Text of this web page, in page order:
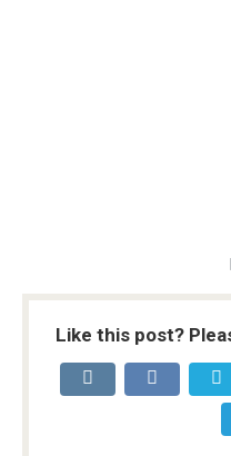
Like this post?